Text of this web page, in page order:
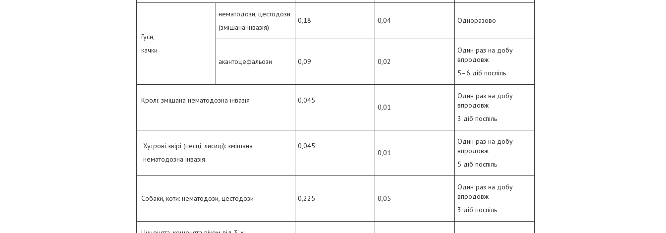
Гуси,
качки
нематодози, цестодози
(змішана інвазія)
0,18 0,04 Одноразово
акантоцефальози 0,09 0,02
Один раз на добу
впродовж
5–6 діб поспіль
Кролі: змішана нематодозна інвазія 0,045
0,01
Один раз на добу
впродовж
3 діб поспіль
Хутрові звірі (песці, лисиці): змішана
нематодозна інвазія
0,045
0,01
Один раз на добу
впродовж
5 діб поспіль
Собаки, коти: нематодози, цестодози 0,225 0,05
Один раз на добу
впродовж
3 діб поспіль